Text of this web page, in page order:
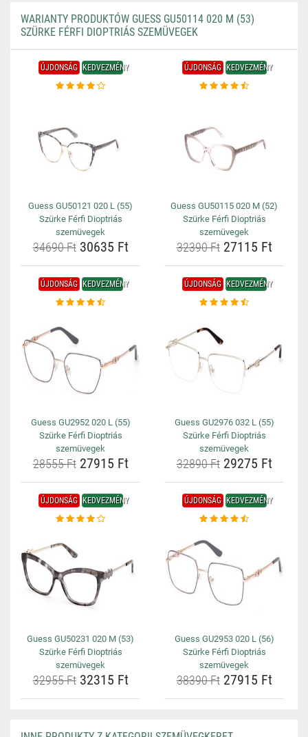
WARIANTY PRODUKTÓW GUESS GU50114 020 M (53)
SZÜRKE FÉRFI DIOPTRIÁS SZEMÜVEGEK
ÚJDONSÁG KEDVEZMÉNY
Guess GU50121 020 L (55)
Szürke Férfi Dioptriás
szemüvegek
34690 Ft30635 Ft
ÚJDONSÁG KEDVEZMÉNY
Guess GU50115 020 M (52)
Szürke Férfi Dioptriás
szemüvegek
32390 Ft27115 Ft
ÚJDONSÁG KEDVEZMÉNY
Guess GU2952 020 L (55)
Szürke Férfi Dioptriás
szemüvegek
28555 Ft27915 Ft
ÚJDONSÁG KEDVEZMÉNY
Guess GU2976 032 L (55)
Szürke Férfi Dioptriás
szemüvegek
32890 Ft29275 Ft
ÚJDONSÁG KEDVEZMÉNY
Guess GU50231 020 M (53)
Szürke Férfi Dioptriás
szemüvegek
32955 Ft32315 Ft
ÚJDONSÁG KEDVEZMÉNY
Guess GU2953 020 L (56)
Szürke Férfi Dioptriás
szemüvegek
38390 Ft27915 Ft